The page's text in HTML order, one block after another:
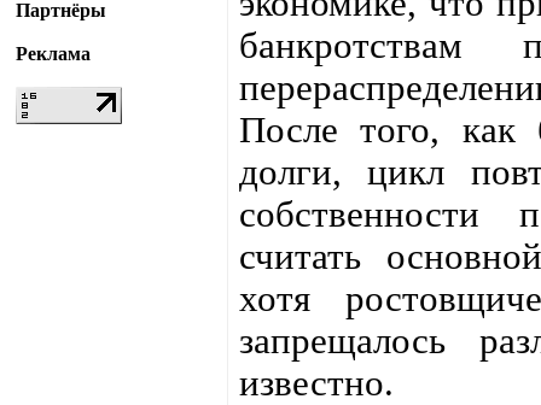
Партнёры
Реклама
После того, как
долги, цикл
считать
хотя
запрещалось
известно.